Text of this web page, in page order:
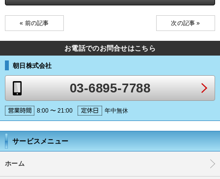
« 前の記事 次の記事 »
お電話でのお問合せはこちら
朝日株式会社
03-6895-7788
8:00 〜 21:00 年中無休
サービスメニュー
ホーム